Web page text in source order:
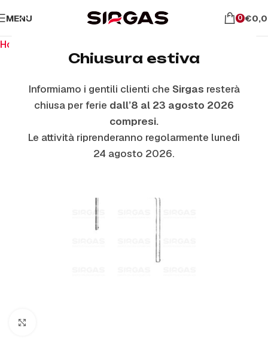
Chiusura estiva
Informiamo i gentili clienti che Sirgas resterà
chiusa per ferie dall’8 al 23 agosto 2026
compresi.
Le attività riprenderanno regolarmente lunedì
24 agosto 2026.
MENU 0 €
Home